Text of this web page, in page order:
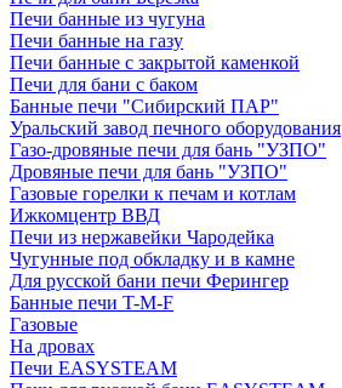
Печи банные из чугуна
Печи банные на газу
Печи банные с закрытой каменкой
Печи для бани с баком
Банные печи "Сибирский ПАР"
Уральский завод печного оборудования
Газо-дровяные печи для бань "УЗПО"
Дровяные печи для бань "УЗПО"
Газовые горелки к печам и котлам
Ижкомцентр ВВД
Печи из нержавейки Чародейка
Чугунные под обкладку и в камне
Для русской бани печи Ферингер
Банные печи T-M-F
Газовые
На дровах
Печи EASYSTEAM